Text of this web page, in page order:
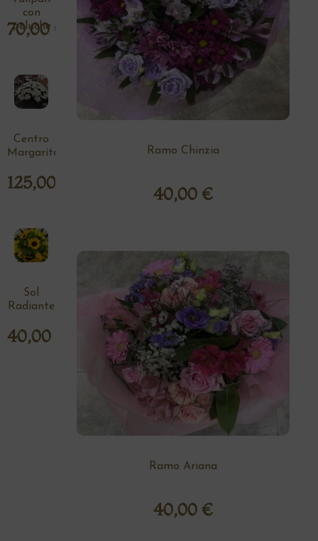
Ramo Chinzia
40,00 €
Ramo Ariana
40,00 €
con
peluche
70,00€
Centro
Margaritas
125,00
Sol
Radiante
40,00